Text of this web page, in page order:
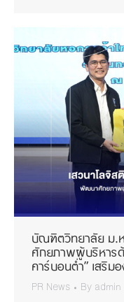
บัณฑิตวิทยาลัย ม.
ศักยภาพผู้บริหารด้
คาร์บอนต่ำ” เสริม
PR News By admin